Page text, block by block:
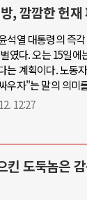
, 깜깜한 헌
석열 대통령의 즉
였다. 오는 15일
는 계획이다. 노동
우자"는 말의 의미
12:27
킨 도둑놈은